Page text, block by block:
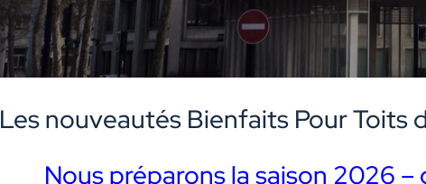
Les nouveautés Bienfaits Pour Toits
Nous préparons la saison 2026